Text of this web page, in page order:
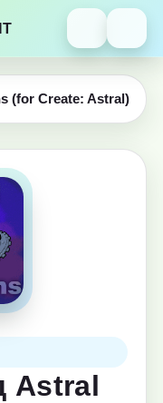
(for Create: Astral)
Astral